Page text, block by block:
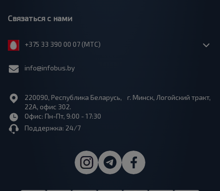
Связаться с нами
+375 33 390 00 07 (МТС)
info@infobus.by
220090, Республика Беларусь, г. Минск, Логойский тракт,
22А, офис 302.
Офис: Пн-Пт, 9:00 - 17:30
Поддержка: 24/7